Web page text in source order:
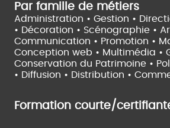
Par famille de métiers
Administration • Gestion •
• Décoration • Scénographie •
Communication • Promotion •
Conception web • Multimédia •
Conservation du Patrimoine •
• Diffusion • Distribution •
Formation courte/